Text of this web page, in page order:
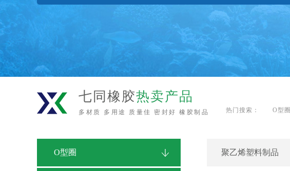
七同橡胶热卖产品
多材质 多用途 质量佳 密封好 橡胶制品 热门搜索： O型圈
O型圈 聚乙烯塑料制品